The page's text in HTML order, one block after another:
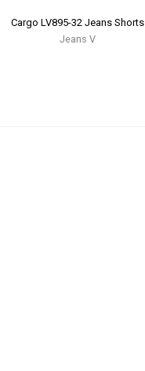
Cargo LV895-32 Jeans Shorts
Jeans V